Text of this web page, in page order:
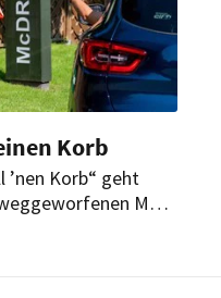
Korb
’nen Korb“ geht
Müll